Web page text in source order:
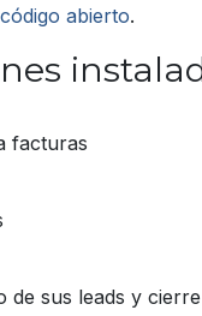
abierto.
facturas
de sus leads y